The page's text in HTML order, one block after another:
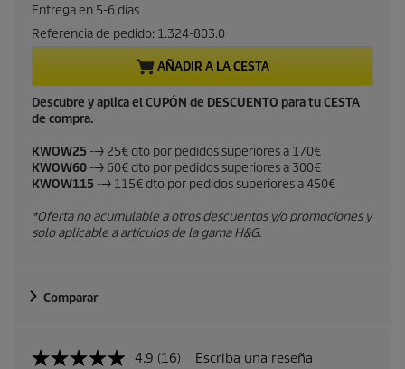
i
o
a
c
t
u
a
e
Entrega en 5-6 días
Referencia de pedido: 1.324-803.0
AÑADIR A LA CESTA
Descubre y aplica el CUPÓN de DESCUENTO para tu CESTA
de compra.
KWOW25 --> 25€ dto por pedidos superiores a 170€
KWOW60 --> 60€ dto por pedidos superiores a 300€
KWOW115 --> 115€ dto por pedidos superiores a 450€
*Oferta no acumulable a otros descuentos y/o promociones y
solo aplicable a artículos de la gama H&G.
Comparar
4.9 (16) Escriba una reseña